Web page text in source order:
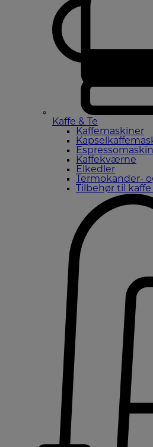
Kaffe & Te
Kaffemaskiner
Kaffekværne
Elkedler
Termokander-
Tilbehør til kaffe